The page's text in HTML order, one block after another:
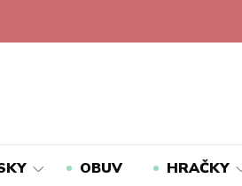
OBUV HRAČKY